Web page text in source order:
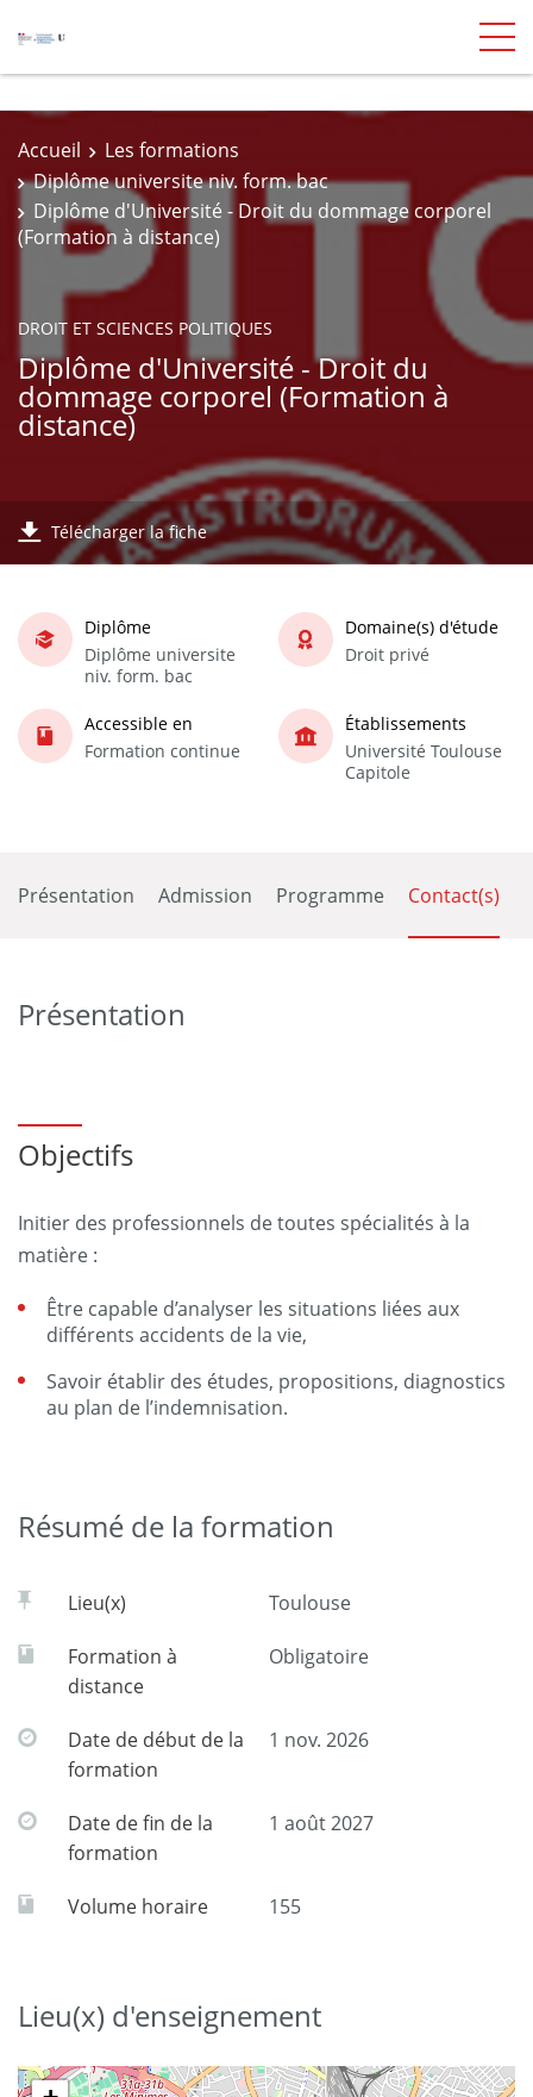
Accueil
Les formations
Diplôme universite niv. form. bac
Diplôme d'Université - Droit du dommage corporel
(Formation à distance)
DROIT ET SCIENCES POLITIQUES
Diplôme d'Université - Droit du
dommage corporel (Formation à
distance)
Télécharger la fiche
Diplôme
Diplôme universite
niv. form. bac
Domaine(s) d'étude
Droit privé
Accessible en
Formation continue
Établissements
Université Toulouse
Capitole
Présentation Admission Programme Contact(s)
Présentation
Objectifs
Initier des professionnels de toutes spécialités à la
matière :
Être capable d’analyser les situations liées aux
différents accidents de la vie,
Savoir établir des études, propositions, diagnostics
au plan de l’indemnisation.
Résumé de la formation
Lieu(x) Toulouse
Formation à
distance
Obligatoire
Date de début de la
formation
1 nov. 2026
Date de fin de la
formation
1 août 2027
Volume horaire 155
Lieu(x) d'enseignement